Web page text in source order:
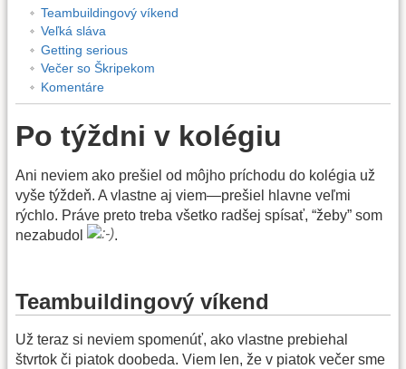
Teambuildingový víkend
Veľká sláva
Getting serious
Večer so Škripekom
Komentáre
Po týždni v kolégiu
Ani neviem ako prešiel od môjho príchodu do kolégia už
vyše týždeň. A vlastne aj viem—prešiel hlavne veľmi
rýchlo. Práve preto treba všetko radšej spísať, “žeby” som
nezabudol
.
Teambuildingový víkend
Už teraz si neviem spomenúť, ako vlastne prebiehal
štvrtok či piatok doobeda. Viem len, že v piatok večer sme